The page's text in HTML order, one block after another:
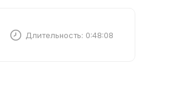
Длительность: 0:48:08